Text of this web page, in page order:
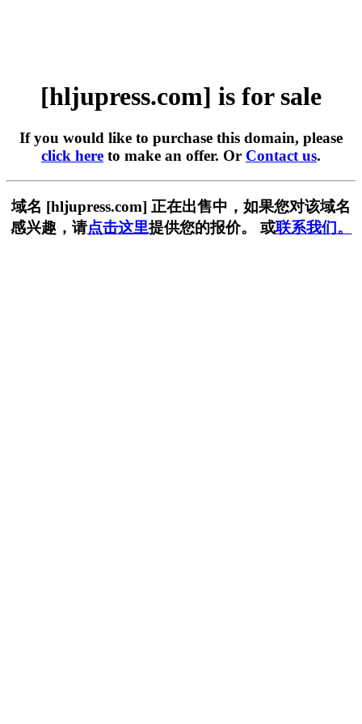
[hljupress.com] is for sale
If you would like to purchase this domain, please
click here to make an offer. Or Contact us.
域名 [hljupress.com] 正在出售中，如果您对该域名
感兴趣，请点击这里提供您的报价。 或联系我们。